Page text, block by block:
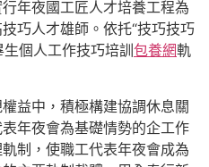
年夜國工匠人才培養工程為
巧人才雄師。依托“技巧技巧
生個人工作技巧培訓 包養網軌
益中，積極構建協調休息關
年夜會為基礎情勢的企工作
制，使職工代表年夜會成為